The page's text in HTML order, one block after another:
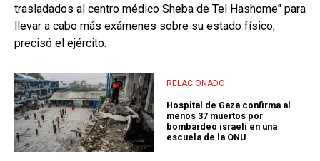
trasladados al centro médico Sheba de Tel Hashome" para
llevar a cabo más exámenes sobre su estado físico,
precisó el ejército.
RELACIONADO
Hospital de Gaza confirma al
menos 37 muertos por
bombardeo israelí en una
escuela de la ONU